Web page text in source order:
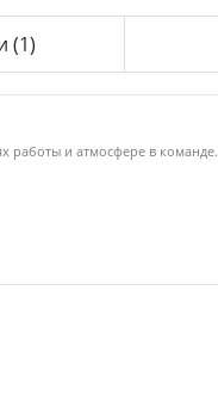
(1)
работы и атмосфере в команде.